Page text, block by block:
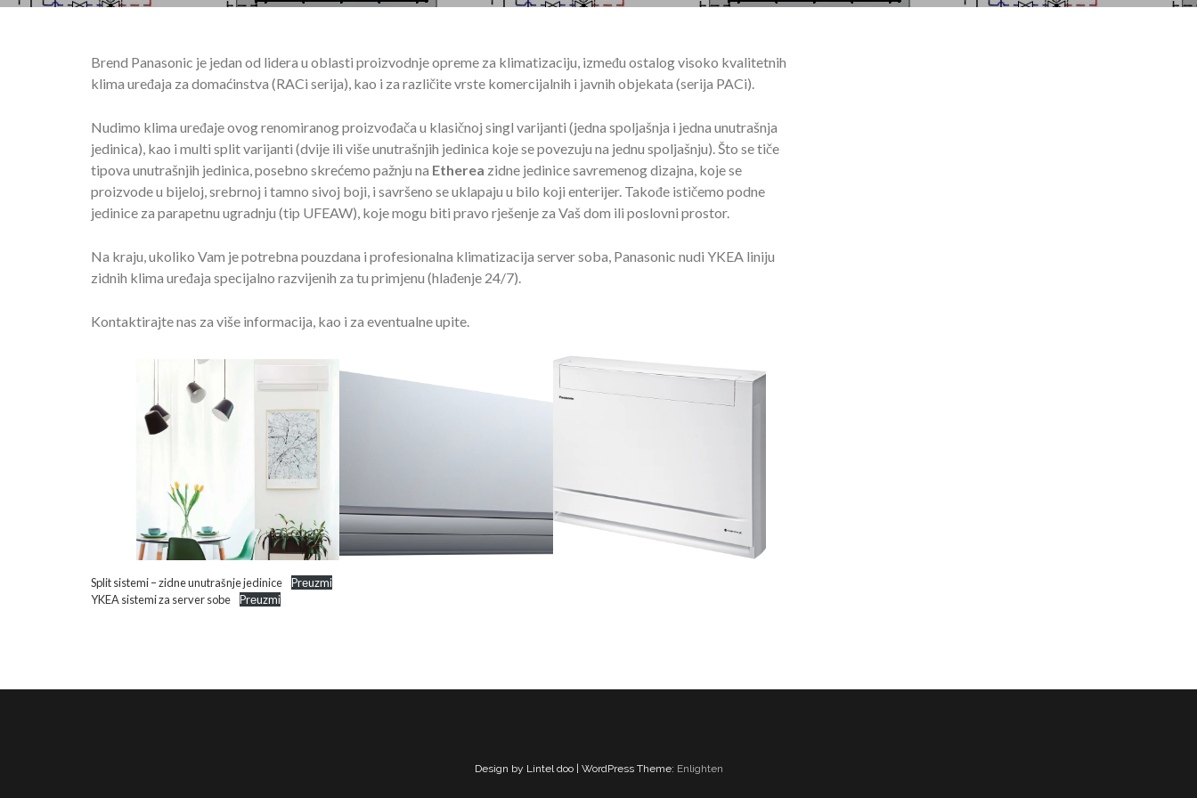
Brend Panasonic je jedan od lidera u oblasti proizvodnje opreme za klimatizaciju, između ostalog visoko kvalitetnih
klima uređaja za domaćinstva (RACi serija), kao i za različite vrste komercijalnih i javnih objekata (serija PACi).
Nudimo klima uređaje ovog renomiranog proizvođača u klasičnoj singl varijanti (jedna spoljašnja i jedna unutrašnja
jedinica), kao i multi split varijanti (dvije ili više unutrašnjih jedinica koje se povezuju na jednu spoljašnju). Što se tiče
tipova unutrašnjih jedinica, posebno skrećemo pažnju na Etherea zidne jedinice savremenog dizajna, koje se
proizvode u bijeloj, srebrnoj i tamno sivoj boji, i savršeno se uklapaju u bilo koji enterijer. Takođe ističemo podne
jedinice za parapetnu ugradnju (tip UFEAW), koje mogu biti pravo rješenje za Vaš dom ili poslovni prostor.
Na kraju, ukoliko Vam je potrebna pouzdana i profesionalna klimatizacija server soba, Panasonic nudi YKEA liniju
zidnih klima uređaja specijalno razvijenih za tu primjenu (hlađenje 24/7).
Kontaktirajte nas za više informacija, kao i za eventualne upite.
Split sistemi – zidne unutrašnje jedinice
Prеuzmi
YKEA sistemi za server sobe
Prеuzmi
Design by Lintel doo | WordPress Theme: Enlighten